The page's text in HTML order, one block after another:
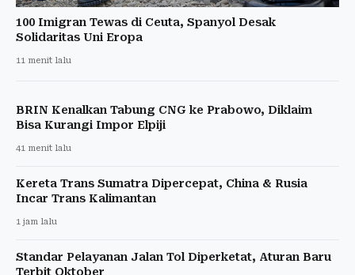
100 Imigran Tewas di Ceuta, Spanyol Desak
Solidaritas Uni Eropa
11 menit lalu
BRIN Kenalkan Tabung CNG ke Prabowo, Diklaim
Bisa Kurangi Impor Elpiji
41 menit lalu
Kereta Trans Sumatra Dipercepat, China & Rusia
Incar Trans Kalimantan
1 jam lalu
Standar Pelayanan Jalan Tol Diperketat, Aturan Baru
Terbit Oktober